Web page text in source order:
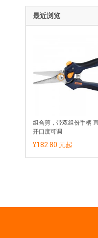
最近浏览
组合剪，带双组份手柄
开口度可调
¥182.80 元起